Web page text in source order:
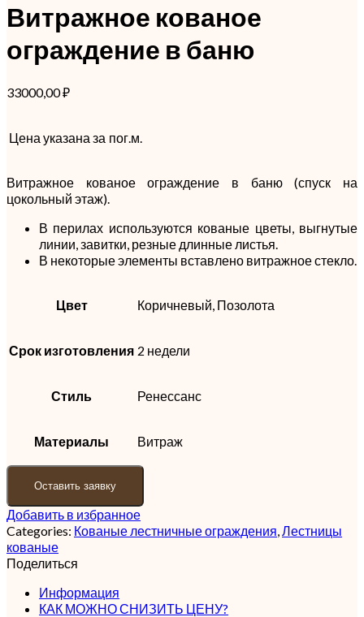
Витражное кованое
ограждение в баню
33000,00₽
Цена указана за пог.м.
Витражное кованое ограждение в баню (спуск на
цокольный этаж).
В перилах используются кованые цветы, выгнутые
линии, завитки, резные длинные листья.
В некоторые элементы вставлено витражное стекло.
Цвет Коричневый, Позолота
Срок изготовления 2 недели
Стиль Ренессанс
Материалы Витраж
Оставить заявку
Добавить в избранное
Categories: Кованые лестничные ограждения,Лестницы
кованые
Поделиться
Информация
КАК МОЖНО СНИЗИТЬ ЦЕНУ?